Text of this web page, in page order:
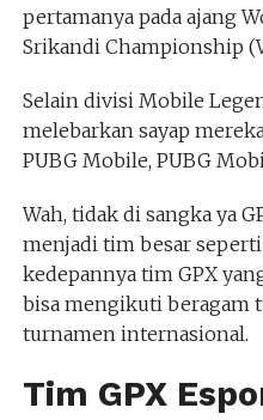
pertamanya pada ajang
Srikandi Championship
Selain divisi Mobile
melebarkan sayap
PUBG Mobile, PUBG
Wah, tidak di sangka ya
menjadi tim besar seperti
kedepannya tim GPX
bisa mengikuti beragam
turnamen internasional.
Tim GPX